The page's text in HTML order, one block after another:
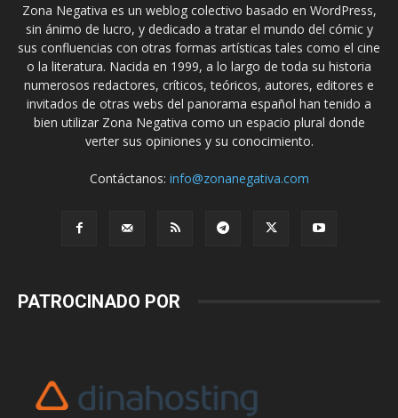
Zona Negativa es un weblog colectivo basado en WordPress,
sin ánimo de lucro, y dedicado a tratar el mundo del cómic y
sus confluencias con otras formas artísticas tales como el cine
o la literatura. Nacida en 1999, a lo largo de toda su historia
numerosos redactores, críticos, teóricos, autores, editores e
invitados de otras webs del panorama español han tenido a
bien utilizar Zona Negativa como un espacio plural donde
verter sus opiniones y su conocimiento.
Contáctanos: info@zonanegativa.com
PATROCINADO POR